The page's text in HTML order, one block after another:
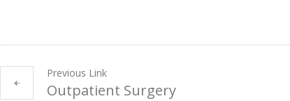
Previous Link
Outpatient Surgery